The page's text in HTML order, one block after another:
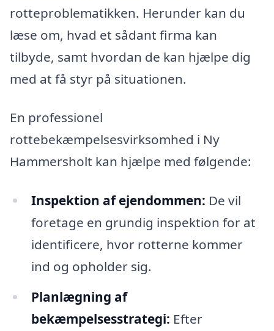
rotteproblematikken. Herunder kan du
læse om, hvad et sådant firma kan
tilbyde, samt hvordan de kan hjælpe dig
med at få styr på situationen.
En professionel
rottebekæmpelsesvirksomhed i Ny
Hammersholt kan hjælpe med følgende:
Inspektion af ejendommen: De vil
foretage en grundig inspektion for at
identificere, hvor rotterne kommer
ind og opholder sig.
Planlægning af
bekæmpelsesstrategi: Efter